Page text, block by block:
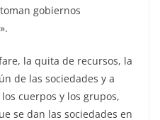
gobiernos
la quita de recursos, la
de las sociedades y a
cuerpos y los grupos,
se dan las sociedades en